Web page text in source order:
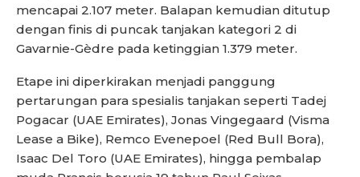
mencapai 2.107 meter. Balapan kemudian ditutup
dengan finis di puncak tanjakan kategori 2 di
Gavarnie-Gèdre pada ketinggian 1.379 meter.
Etape ini diperkirakan menjadi panggung
pertarungan para spesialis tanjakan seperti Tadej
Pogacar (UAE Emirates), Jonas Vingegaard (Visma
Lease a Bike), Remco Evenepoel (Red Bull Bora),
Isaac Del Toro (UAE Emirates), hingga pembalap